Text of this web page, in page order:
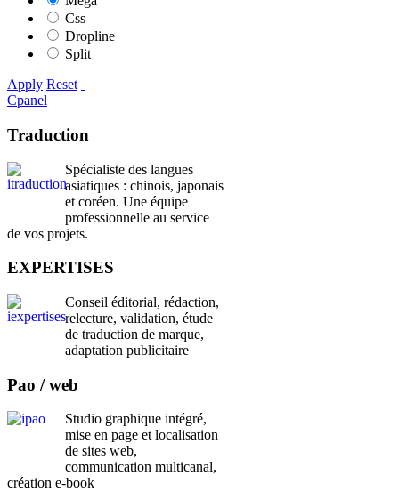
Css
Dropline
Split
Apply Reset
Cpanel
Traduction
Spécialiste des langues
asiatiques : chinois, japonais
et coréen. Une équipe
professionnelle au service
de vos projets.
EXPERTISES
Conseil éditorial, rédaction,
relecture, validation, étude
de traduction de marque,
adaptation publicitaire
Pao / web
Studio graphique intégré,
mise en page et localisation
de sites web,
communication multicanal,
création e-book